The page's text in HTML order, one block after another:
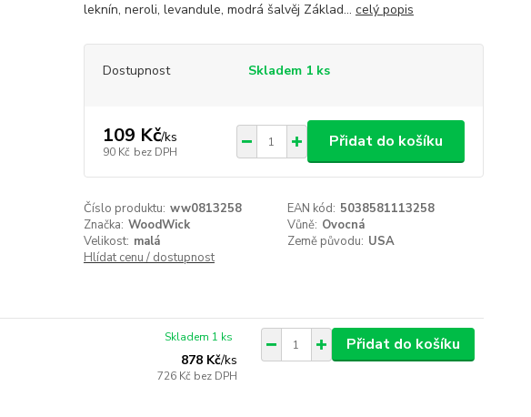
leknín, neroli, levandule, modrá šalvěj Základ... celý popis
Dostupnost Skladem 1 ks
109 Kč/ks
90 Kč bez DPH
Přidat do košíku
Číslo produktu: ww0813258 EAN kód: 5038581113258
Značka: WoodWick Vůně: Ovocná
Velikost: malá Země původu: USA
Hlídat cenu / dostupnost
878 Kč/ks
726 Kč bez DPH
Skladem 1 ks Přidat do košíku